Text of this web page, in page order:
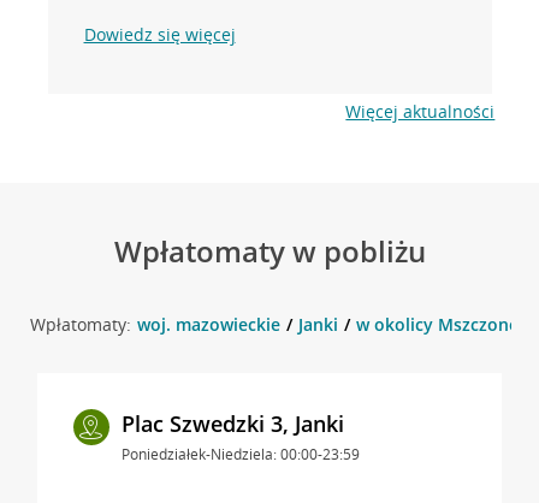
Dowiedz się więcej
Więcej aktualności
Wpłatomaty w pobliżu
Wpłatomaty: woj. mazowieckie Janki w okolicy
Plac Szwedzki 3, Janki
Poniedziałek-Niedziela: 00:00-23:59